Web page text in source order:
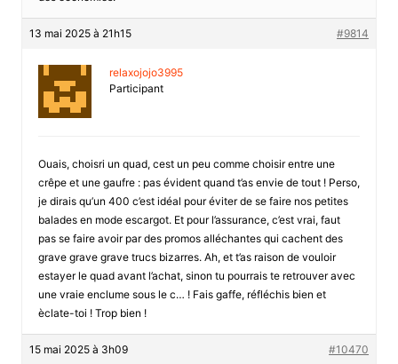
13 mai 2025 à 21h15 #9814
relaxojojo3995
Participant
Ouais, choisri un quad, cest un peu comme choisir entre une
crêpe et une gaufre : pas évident quand t’as envie de tout ! Perso,
je dirais qu’un 400 c’est idéal pour éviter de se faire nos petites
balades en mode escargot. Et pour l’assurance, c’est vrai, faut
pas se faire avoir par des promos alléchantes qui cachent des
grave grave grave trucs bizarres. Ah, et t’as raison de vouloir
estayer le quad avant l’achat, sinon tu pourrais te retrouver avec
une vraie enclume sous le c… ! Fais gaffe, réfléchis bien et
èclate-toi ! Trop bien !
15 mai 2025 à 3h09 #10470